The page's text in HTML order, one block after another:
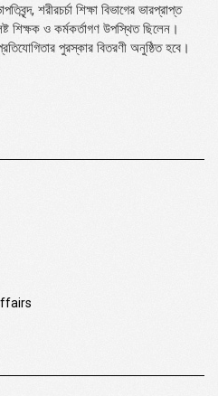
শরীরচর্চা শিক্ষা বিভাগের ভারপ্রাপ্ত
শিক্ষক ও কর্মকর্তাগণ উপস্থিত ছিলেন।
পুরস্কার বিতরণী অনুষ্ঠিত হবে।